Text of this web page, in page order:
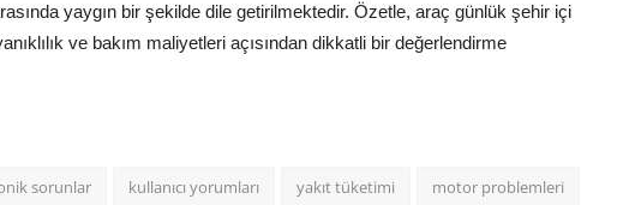
yaygın bir şekilde dile getirilmektedir. Özetle, araç günlük şehir içi
ve bakım maliyetleri açısından dikkatli bir değerlendirme
sorunlar kullanıcı yorumları yakıt tüketimi motor problemleri